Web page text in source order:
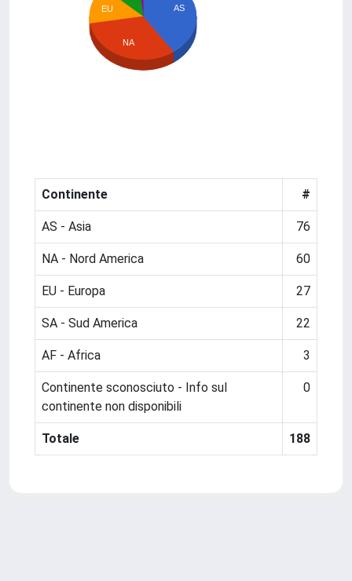
AS
EU
NA
Continente #
AS - Asia 76
NA - Nord America 60
EU - Europa 27
SA - Sud America 22
AF - Africa 3
Continente sconosciuto - Info sul
continente non disponibili
0
Totale 188